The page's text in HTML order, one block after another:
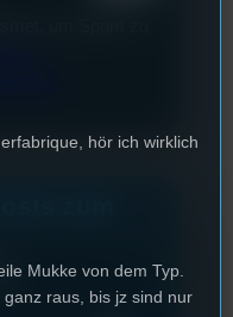
um Spam zu
zum
hör ich wirklich
Mukke von dem Typ.
raus, bis jz sind nur